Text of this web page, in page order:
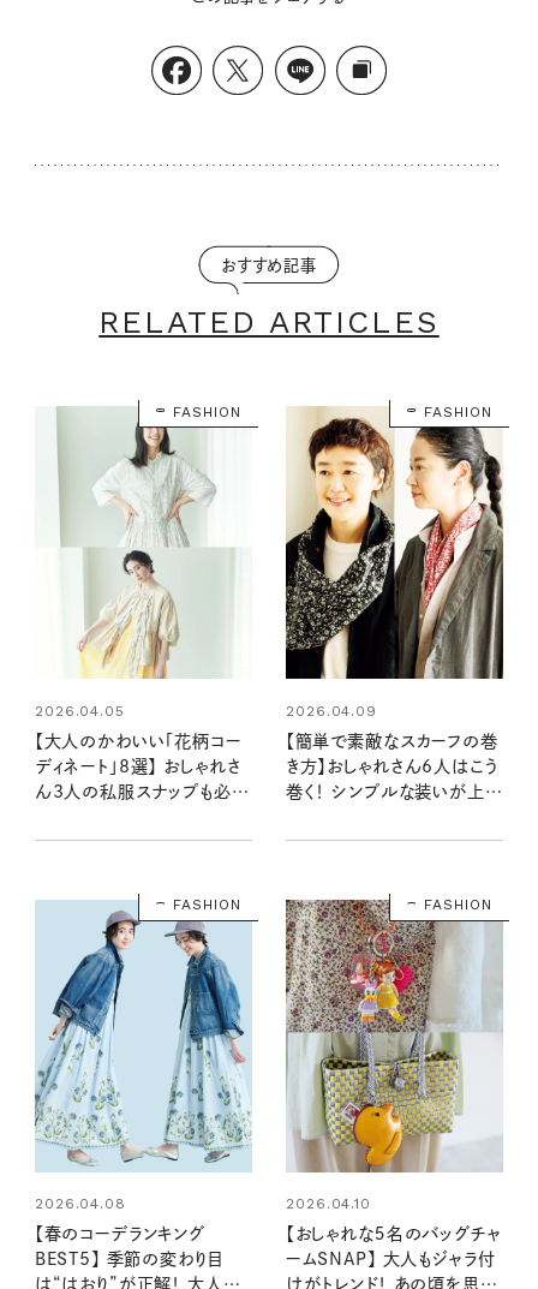
おすすめ記事
RELATED ARTICLES
FASHION
2026.04.05
【大人のかわいい「花柄コー
ディネート」8選】 おしゃれさ
ん3人の私服スナップも必
楽しむ着こなし
FASHION
2026.04.09
【簡単で素敵なスカーフの巻
き方】おしゃれさん6人はこう
巻く！ シンプルな装いが上品
FASHION
2026.04.08
【春のコーデランキング
BEST5】 季節の変わり目
は“はおり”が正解！ 大人に
FASHION
2026.04.10
【おしゃれな５名のバッグチャ
ームSNAP】 大人もジャラ付
けがトレンド！ あの頃を思い